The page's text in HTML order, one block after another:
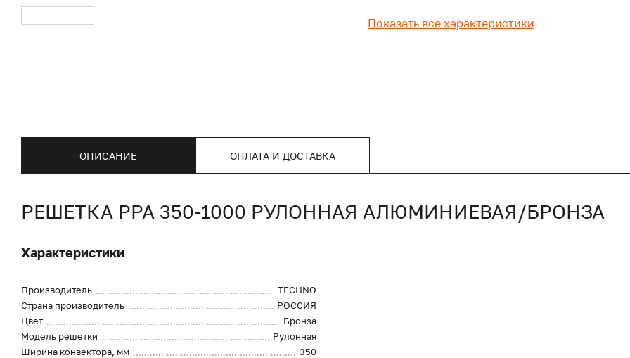
Показать все характеристики
ОПИСАНИЕ ОПЛАТА И ДОСТАВКА
РЕШЕТКА PPA 350-1000 РУЛОННАЯ АЛЮМИНИЕВАЯ/БРОНЗА
Характеристики
Производитель
TECHNO
Страна производитель
РОССИЯ
Цвет
Бронза
Модель решетки
Рулонная
Ширина конвектора, мм
350